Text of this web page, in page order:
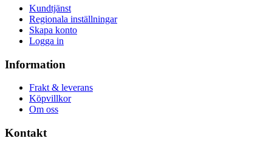
Kundtjänst
Regionala inställningar
Skapa konto
Logga in
Information
Frakt & leverans
Köpvillkor
Om oss
Kontakt